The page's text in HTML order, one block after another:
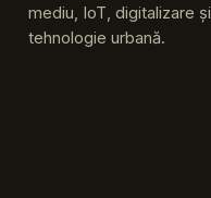
mediu, IoT, digitalizare și
tehnologie urbană.